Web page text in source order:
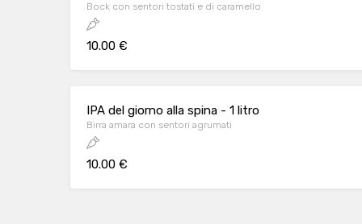
Bock con sentori tostati e di caramello
10.00 €
IPA del giorno alla spina - 1 litro
Birra amara con sentori agrumati
10.00 €